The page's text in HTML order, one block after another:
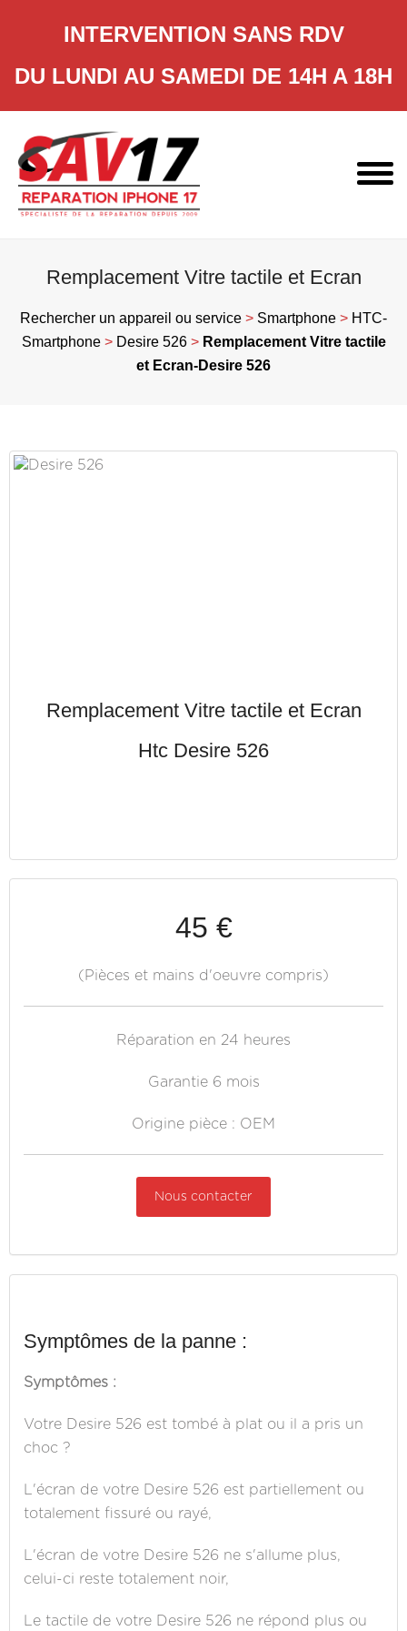
INTERVENTION SANS RDV
DU LUNDI AU SAMEDI DE 14H A 18H
content
Remplacement Vitre tactile et Ecran
Rechercher un appareil ou service > Smartphone > HTC-
Smartphone> Desire 526> Remplacement Vitre tactile
et Ecran-Desire 526
Remplacement Vitre tactile et Ecran
Htc Desire 526
45 €
(Pièces et mains d'oeuvre compris)
Réparation en 24 heures
Garantie 6 mois
Origine pièce : OEM
Nous contacter
Symptômes de la panne :
Symptômes :
Votre Desire 526 est tombé à plat ou il a pris un
choc ?
L'écran de votre Desire 526 est partiellement ou
totalement fissuré ou rayé,
L'écran de votre Desire 526 ne s'allume plus,
celui-ci reste totalement noir,
Le tactile de votre Desire 526 ne répond plus ou